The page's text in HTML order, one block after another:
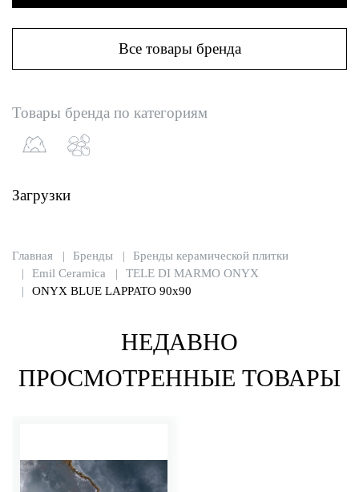
Все товары бренда
Товары бренда по категориям
Загрузки
Главная Бренды
Бренды керамической плитки
Emil Ceramica
TELE DI MARMO ONYX
ONYX BLUE LAPPATO 90x90
НЕДАВНО
ПРОСМОТРЕННЫЕ ТОВАРЫ